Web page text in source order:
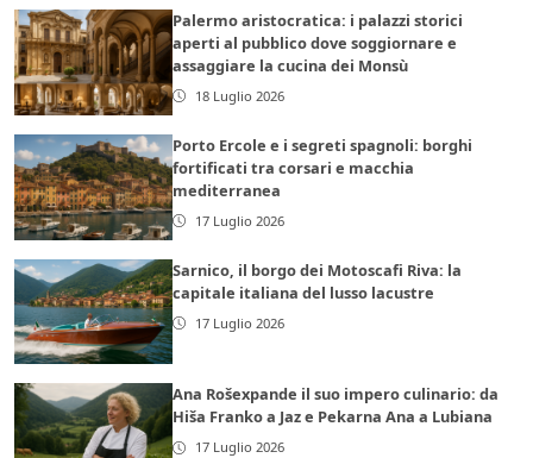
Palermo aristocratica: i palazzi storici
aperti al pubblico dove soggiornare e
assaggiare la cucina dei Monsù
18 Luglio 2026
Porto Ercole e i segreti spagnoli: borghi
fortificati tra corsari e macchia
mediterranea
17 Luglio 2026
Sarnico, il borgo dei Motoscafi Riva: la
capitale italiana del lusso lacustre
17 Luglio 2026
Ana Rošexpande il suo impero culinario: da
Hiša Franko a Jaz e Pekarna Ana a Lubiana
17 Luglio 2026